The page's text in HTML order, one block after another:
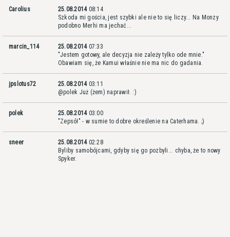
Carolius 25.08.2014 08:14
Szkoda mi gościa, jest szybki ale nie to się liczy... Na Monzy
podobno Merhi ma jechać...
marcin_114 25.08.2014 07:33
"Jestem gotowy, ale decyzja nie zależy tylko ode mnie."
Obawiam się, że Kamui właśnie nie ma nic do gadania.
jpslotus72 25.08.2014 03:11
@polek Już (żem) naprawił. :)
polek 25.08.2014 03:00
"Zepsół" - w sumie to dobre określenie na Caterhama. ;)
sneer 25.08.2014 02:28
Byliby samobójcami, gdyby się go pozbyli... chyba, że to nowy
Spyker.